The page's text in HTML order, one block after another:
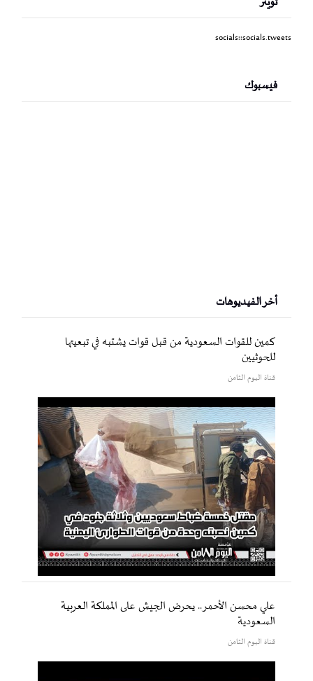
socials::socials.tweets
فيسبوك
أخر الفيديوهات
كمين للقوات السعودية من قبل قوات يشتبه في تبعيتها
للحوثيين
قناة اليوم الثامن
علي محسن الأحمر.. يحرض الجيش على المملكة العربية
السعودية
قناة اليوم الثامن